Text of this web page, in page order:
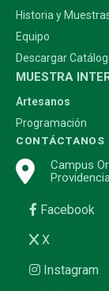
Historia y
Equipo
Descargar
MUESTRA
Artesanos
Programación
CONTÁCTANOS
Campus
Facebook
X
Instagram